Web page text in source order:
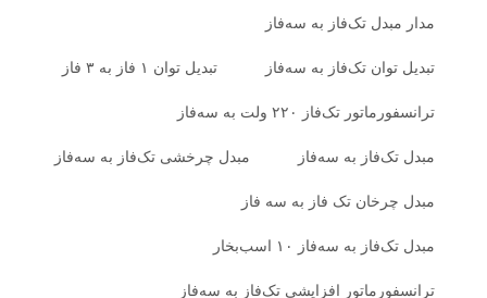
مدار مبدل تک‌فاز به سه‌فاز
تبدیل توان تک‌فاز به سه‌فاز تبدیل توان ۱ فاز به ۳ فاز
ترانسفورماتور تک‌فاز ۲۲۰ ولت به سه‌فاز
مبدل تک‌فاز به سه‌فاز مبدل چرخشی تک‌فاز به سه‌فاز
مبدل چرخان تک فاز به سه فاز
مبدل تک‌فاز به سه‌فاز ۱۰ اسب‌بخار
ترانسفورماتور افزایشی تک‌فاز به سه‌فاز